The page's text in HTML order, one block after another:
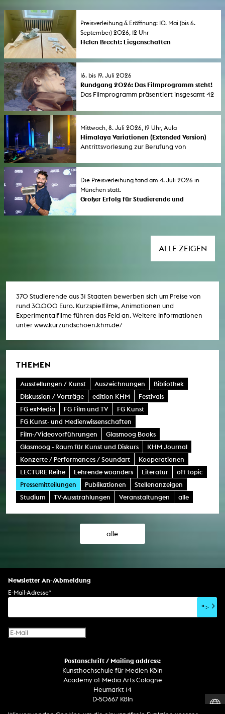
Preisverleihung & Eröffnung: 10. Mai (bis 6.
September) 2026, 12 Uhr
Helen Brecht: Liegenschaften
Die Preisträgerin des KHM-Förderpreises für
Arbeiten im Rahmen der Morsbroicher
Kunsttage zum Jubiläum von 75 Jahre
Museum Morsbroich . Die Einzelausstellung
16. bis 19. Juli 2026
Rundgang 2026: Das Filmprogramm steht!
Das Filmprogramm präsentiert insgesamt 42
Kunsthochschule für Medien Köln (KHM). Die
und im Filmforum NRW im Museum Ludwig
statt.
Mittwoch, 8. Juli 2026, 19 Uhr, Aula
Himalaya Variationen (Extended Version)
Antrittsvorlesung zur Berufung von
Gespräch. Moderation: Prof. Monika Rinck.
Die Preisverleihung fand am 4. Juli 2026 in
München statt.
Großer Erfolg für Studierende und
MÜNCHEN 2026
Year Had 364 Days” des KHM-Studenten
Almourad Aldeeb wurde vom Publikum als
Jurypreise.
ALLE ZEIGEN
370 Studierende aus 31 Staaten bewerben sich um Preise von
rund 30.000 Euro. Kurzspielfilme, Animationen und
Experimentalfilme führen das Feld an. Weitere Informationen
unter www.kurzundschoen.khm.de/
THEMEN
Ausstellungen / Kunst Auszeichnungen
Bibliothek
Diskussion / Vorträge
edition KHM
Festivals
FG exMedia
FG Film und TV
FG Kunst
FG Kunst- und Medienwissenschaften
Film-/Videovorführungen
Glasmoog Books
Glasmoog - Raum für Kunst und Diskurs
KHM Journal
Konzerte / Performances / Soundart
Kooperationen
LECTURE Reihe
Lehrende woanders Literatur
off topic
Pressemitteilungen
Publikationen
Stellenanzeigen
Studium
TV-Ausstrahlungen Veranstaltungen alle
alle
Newsletter An-/Abmeldung
E-Mail-Adresse*
">
Postanschrift / Mailing address:
Kunsthochschule für Medien Köln
Academy of Media Arts Cologne
Heumarkt 14
D-50667 Köln